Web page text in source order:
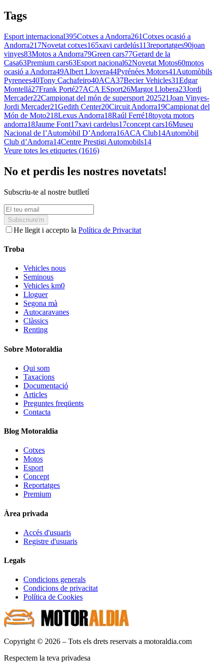
Tags
Esport internacional395Cotxes a Andorra261Cotxes ocasió a
Andorra217Novetat cotxes165xavi cardelús113reportatges90joan
vinyes83Motos a Andorra79Green cars77Gerard de la
Casa63Premium cars63Esport nacional62Novetat Motos60motos
ocasió a Andorra49Albert Llovera44Pyrénées Motors41 Automòbils
Pyrenees40Tony Cachafeiro40ACA37Becier Vehicles31Edgar
Montellá27Frank Porté27ACA ESport26Margot Llobera23Jordi
Mercader22Campionat del món de supersport 202521Joan Vinyes-
Jordi Mercader21Gedith Center20Circuit Andorra19Campionat del
Món de Moto218Lexus Andorra18Raúl Ferré18toyota motors
andorra18Jaume Font17xavi cardelus17concept cars16Museu
Nacional de l’Automòbil D’Andorra16ACA Club14Automòbil
Club d’Andorra14Centre Prestigi Automobils14
Veure totes les etiquetes (1616)
No et perdis les nostres novetats!
Subscriu-te al nostre butlletí
Subscriure'm
He llegit i accepto la Política de Privacitat
Troba
Vehicles nous
Seminous
Vehicles km0
Lloguer
Segona mà
Autocaravanes
Clàssics
Renting
Sobre Motoraldia
Qui som
Taxacions
Documentació
Articles
Preguntes freqüents
Contacta
Blog Motoraldia
Cotxes
Motos
Esport
Concept
Reportatges
Premium
Àrea privada
Accés d'usuaris
Registre d'usuaris
Legals
Condicions generals
Condicions de privacitat
Política de Cookies
Copyright © 2026 – Tots els drets reservats a motoraldia.com
Respectem la teva privadesa